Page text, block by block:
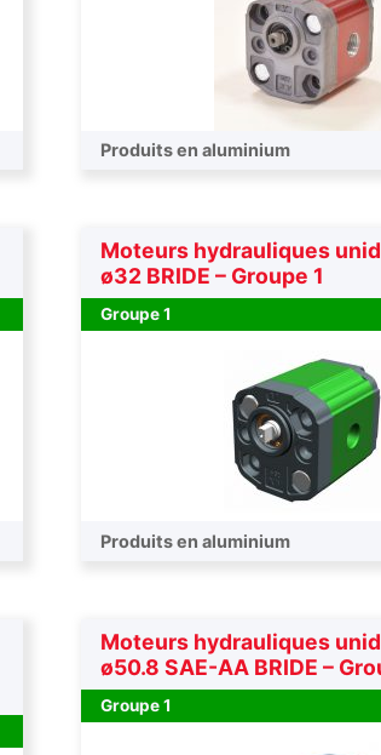
Produits en aluminium
Moteurs hydrauliques
ø32 BRIDE – Groupe 1
Groupe 1
Produits en aluminium
Moteurs hydrauliques
ø50.8 SAE-AA BRIDE –
Groupe 1